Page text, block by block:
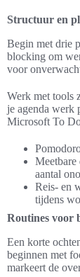
Structuur en
Begin met drie
blocking om
voor
Werk met tools
je agenda werk
Microsoft To
Meetbare
aantal
Reis- en
tijdens
Routines voor
Een korte
beginnen met
markeert de